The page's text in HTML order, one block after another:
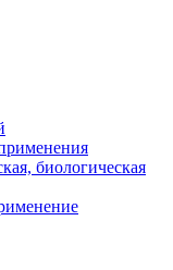
биологическая